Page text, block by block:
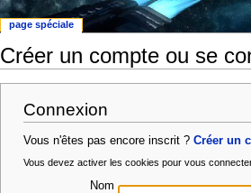
Créer un compte ou se
Connexion
Vous n'êtes pas encore inscrit ?Créer un
Vous devez activer les cookies pour vous
Nom
page spéciale